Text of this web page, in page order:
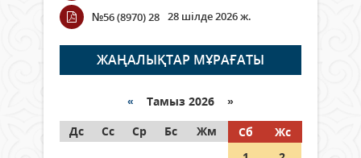
Wi-Fi ҚАБЫРҒА АРҚЫЛЫ ҚАЛАЙ
ӨТЕДІ?
06 тамыз 2026 ж. 253
граждане Казахстана,
05 тамыз 2026 ж. 132
№56 (8970) 28 28 шілде 2026 ж.
ЖАҢАЛЫҚТАР МҰРАҒАТЫ
« Тамыз 2026 »
Дс
Сс Ср Бс Жм Сб
Жс